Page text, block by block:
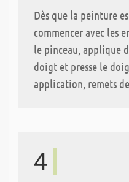
Dès que la peinture
commencer avec les
le pinceau, applique
doigt et presse le
application, remets
4